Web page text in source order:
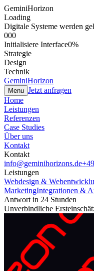
GeminiHorizon
Loading
Digitale Systeme werden
000
Initialisiere Interface0%
Strategie
Design
Technik
GeminiHorizon
Menu Jetzt anfragen
Home
Leistungen
Referenzen
Case Studies
Über uns
Kontakt
Kontakt
info@geminihorizons.de
Leistungen
Webdesign &
MarketingIntegrationen &
Antwort in 24 Stunden
Unverbindliche